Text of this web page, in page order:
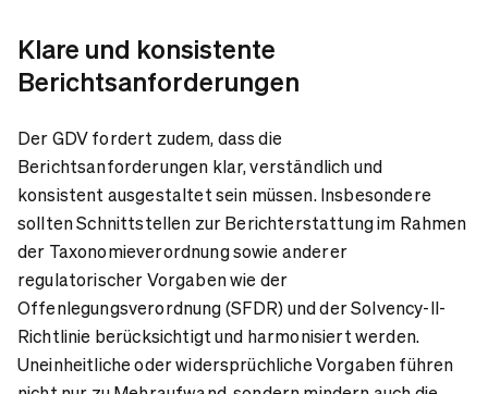
Klare und konsistente
Berichtsanforderungen
Der GDV fordert zudem, dass die
Berichtsanforderungen klar, verständlich und
konsistent ausgestaltet sein müssen. Insbesondere
sollten Schnittstellen zur Berichterstattung im Rahmen
der Taxonomieverordnung sowie anderer
regulatorischer Vorgaben wie der
Offenlegungsverordnung (SFDR) und der Solvency-II-
Richtlinie berücksichtigt und harmonisiert werden.
Uneinheitliche oder widersprüchliche Vorgaben führen